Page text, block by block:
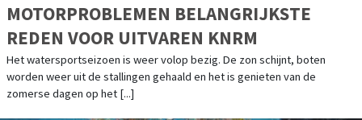
MOTORPROBLEMEN BELANGRIJKSTE
REDEN VOOR UITVAREN KNRM
Het watersportseizoen is weer volop bezig. De zon schijnt, boten
worden weer uit de stallingen gehaald en het is genieten van de
zomerse dagen op het [...]